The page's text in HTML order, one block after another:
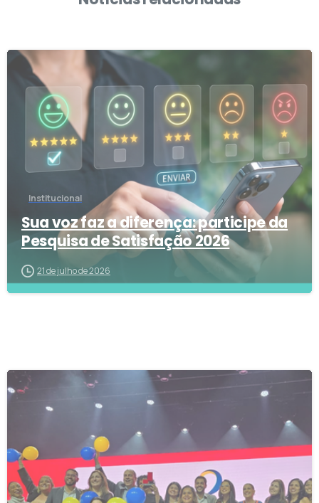
Institucional
Sua voz faz a diferença: participe da
Pesquisa de Satisfação 2026
21 de julho de 2026